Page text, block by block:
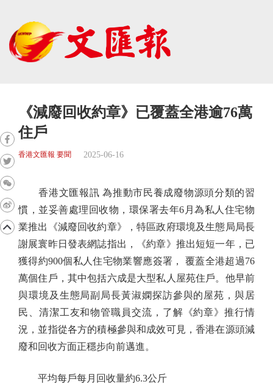
《減廢回收約章》已覆蓋全港逾76萬
住戶
香港文匯報 要聞 2025-06-16
香港文匯報訊 為推動市民養成廢物源頭分類的習
慣，並妥善處理回收物，環保署去年6月為私人住宅物
業推出《減廢回收約章》，特區政府環境及生態局局長
謝展寰昨日發表網誌指出，《約章》推出短短一年，已
獲得約900個私人住宅物業響應簽署， 覆蓋全港超過76
萬個住戶，其中包括六成是大型私人屋苑住戶。他早前
與環境及生態局副局長黃淑嫻探訪參與的屋苑，與居
民、清潔工友和物管職員交流，了解《約章》推行情
況，並指從各方的積極參與和成效可見，香港在源頭減
廢和回收方面正穩步向前邁進。
平均每戶每月回收量約6.3公斤